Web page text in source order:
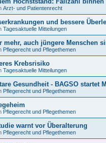
Arzt- und Patientenrecht
und bessere
Tagesaktuelle Mitteilungen
mehr, auch jüngere Menschen
Pflegerecht und Pflegethemen
Krebsrisiko
Tagesaktuelle Mitteilungen
Gesundheit - BAGSO
Pflegerecht und Pflegethemen
Pflegerecht und Pflegethemen
warnt vor Überalterung
Pflegerecht und Pflegethemen